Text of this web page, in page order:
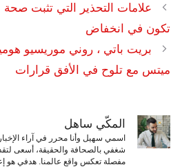
علامات التحذير التي تثبت صحة
تكون في انخفاض
بريت باتي ، روني موريسيو
ميتس مع تلوح في الأفق قرارات
المكّي ساهل
اسمي سهيل وأنا محرر في آراء
شغفي بالصحافة والحقيقة، أسعى
مفصلة تعكس واقع عالمنا. هدفي هو